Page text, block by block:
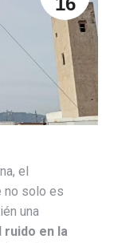
el
no solo es
una
en la